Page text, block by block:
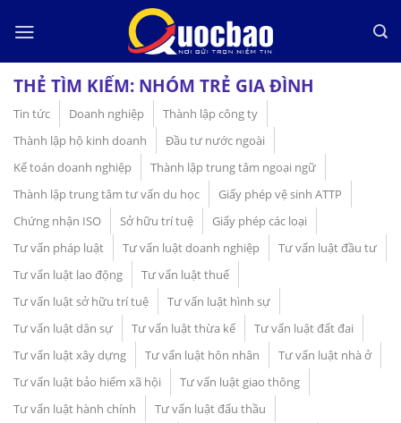
THẺ TÌM KIẾM: NHÓM TRẺ GIA ĐÌNH
Tin tức Doanh nghiệp
Thành lập công ty
Thành lập hộ kinh doanh
Đầu tư nước ngoài
Kế toán doanh nghiệp
Thành lập trung tâm ngoại ngữ
Thành lập trung tâm tư vấn du học
Giấy phép vệ sinh ATTP
Chứng nhận ISO
Sở hữu trí tuệ
Giấy phép các loại
Tư vấn pháp luật
Tư vấn luật doanh nghiệp
Tư vấn luật đầu tư
Tư vấn luật lao động
Tư vấn luật thuế
Tư vấn luật sở hữu trí tuệ
Tư vấn luật hình sự
Tư vấn luật dân sự
Tư vấn luật thừa kế
Tư vấn luật đất đai
Tư vấn luật xây dựng
Tư vấn luật hôn nhân
Tư vấn luật nhà ở
Tư vấn luật bảo hiểm xã hội
Tư vấn luật giao thông
Tư vấn luật hành chính
Tư vấn luật đấu thầu